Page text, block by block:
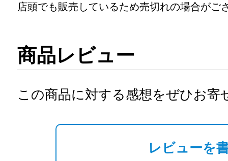
店頭でも販売しているため売切れの場合がご
商品レビュー
この商品に対する感想をぜひお寄
レビューを